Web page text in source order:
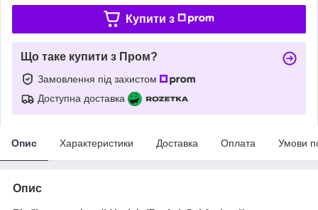
Купити з
Що таке купити з Пром?
Замовлення під захистом
Доступна доставка
Опис Характеристики Доставка Оплата Умови
Опис